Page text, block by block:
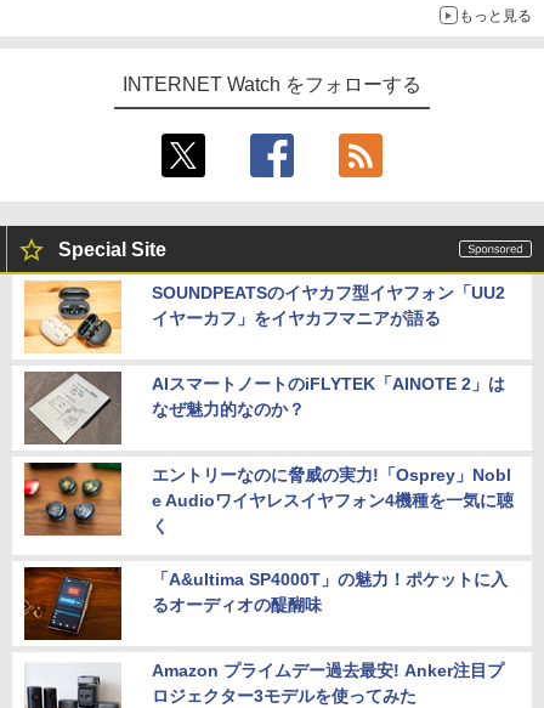
もっと見る
INTERNET Watch をフォローする
Special Site
SOUNDPEATSのイヤカフ型イヤフォン「UU2
イヤーカフ」をイヤカフマニアが語る
AIスマートノートのiFLYTEK「AINOTE 2」は
なぜ魅力的なのか？
エントリーなのに脅威の実力!「Osprey」Nobl
e Audioワイヤレスイヤフォン4機種を一気に聴
く
「A&ultima SP4000T」の魅力！ポケットに入
るオーディオの醍醐味
Amazon プライムデー過去最安! Anker注目プ
ロジェクター3モデルを使ってみた